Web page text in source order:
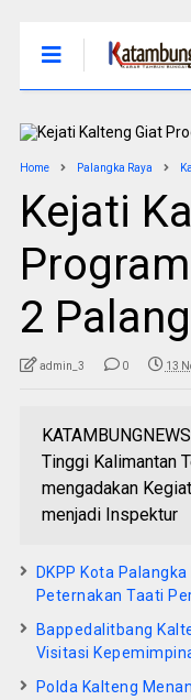
Home Palangka Raya
Kejati
2
admin_3 0 13
Tinggi Kalimantan
mengadakan
menjadi Inspektur
DKPP Kota
Peternakan Taati
Bappedalitbang
Visitasi
Polda Kalteng